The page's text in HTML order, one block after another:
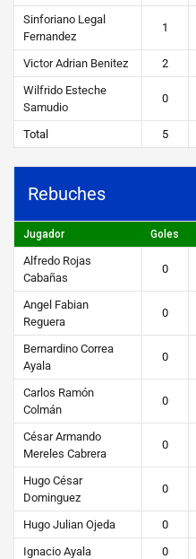
Sinforiano Legal
Fernandez
1
Victor Adrian Benitez 2
Wilfrido Esteche
Samudio
0
Total 5
Rebuches
Jugador Goles
Alfredo Rojas
Cabañas
0
Angel Fabian
Reguera
0
Bernardino Correa
Ayala
0
Carlos Ramón
Colmán
0
César Armando
Mereles Cabrera
0
Hugo César
Dominguez
0
Hugo Julian Ojeda 0
Ignacio Ayala
0